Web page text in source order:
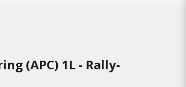
(APC) 1L - Rally-